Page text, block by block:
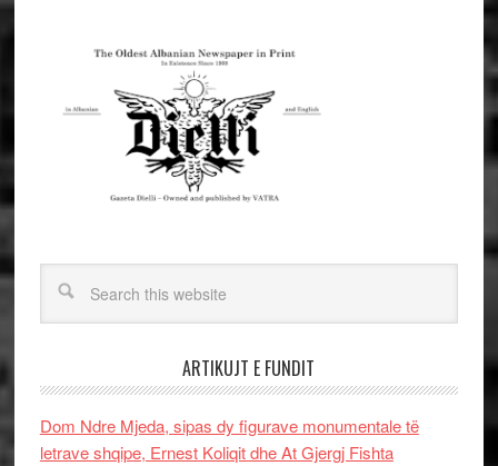
ARTIKUJT E FUNDIT
Dom Ndre Mjeda, sipas dy figurave monumentale të
letrave shqipe, Ernest Koliqit dhe At Gjergj Fishta